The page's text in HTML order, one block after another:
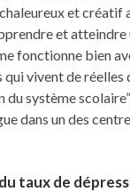
et créatif
et
fonctionne bien
qui vivent de
du système
dans un des
taux de